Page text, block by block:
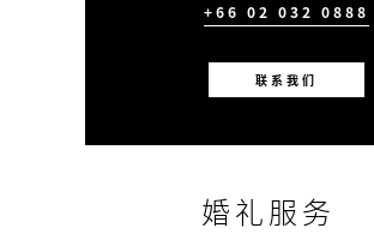
+66 02 032 0888
联系我们
婚礼服务